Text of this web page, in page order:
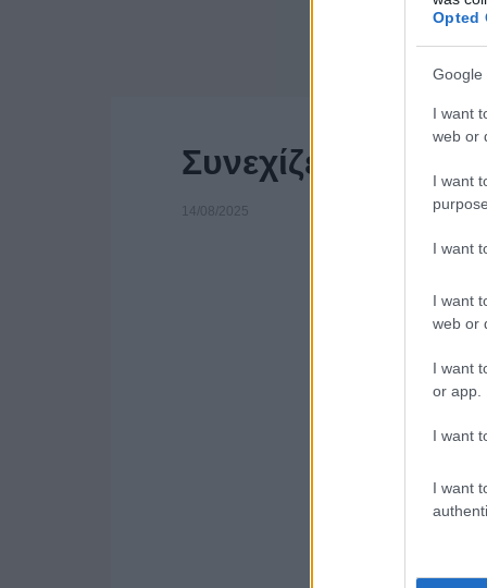
Opted
Google
I want
web or
I want
I want
I want
web or
I want
or app.
I want
I want
Συνεχίζεται η
14/08/2025